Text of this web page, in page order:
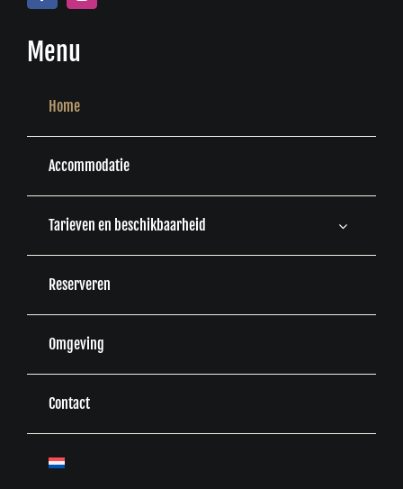
Menu
Home
Accommodatie
Tarieven en beschikbaarheid
Reserveren
Omgeving
Contact